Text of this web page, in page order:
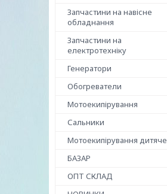
Запчастини на навісне
обладнання
Запчастини на
електротехніку
Генератори
Обогреватели
Мотоекипірування
Сальники
Мотоекипірування дитяче
БАЗАР
ОПТ СКЛАД